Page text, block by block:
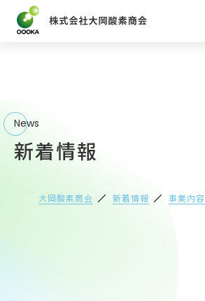
News
新着情報
大岡酸素商会 新着情報 事業内容